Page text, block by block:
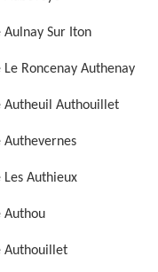
Sur Iton
Roncenay Authenay
Autheuil Authouillet
Authieux
Authou
Authouillet